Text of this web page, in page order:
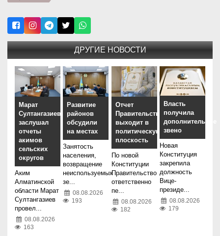
ДРУГИЕ НОВОСТИ
Марат
Султангазиев
заслушал
отчеты
акимов
сельских
округов
Аким
Алматинской
области Марат
Султангазиев
провел...
08.08.2026
163
Развитие
районов
обсудили
на местах
Занятость
населения,
возвращение
неиспользуемых
зе...
08.08.2026
193
Отчет
Правительства
выходит в
политическую
плоскость
По новой
Конституции
Правительство
ответственно
пе...
08.08.2026
182
Власть
получила
дополнительное
звено
Новая
Конституция
закрепила
должность
Вице-
президе...
08.08.2026
179